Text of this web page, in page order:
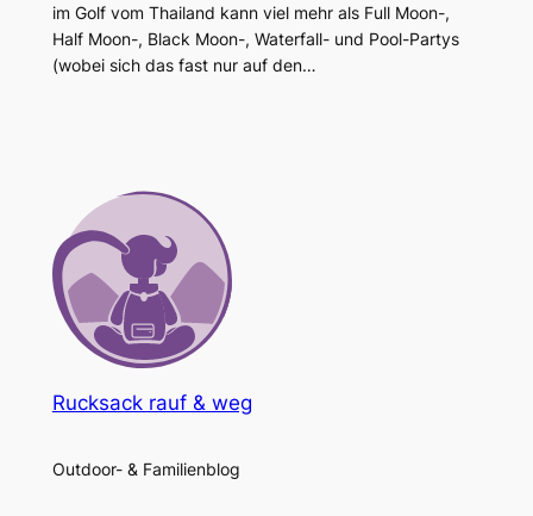
im Golf vom Thailand kann viel mehr als Full Moon-,
Half Moon-, Black Moon-, Waterfall- und Pool-Partys
(wobei sich das fast nur auf den…
Rucksack rauf & weg
Outdoor- & Familienblog